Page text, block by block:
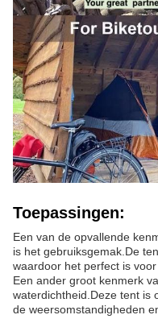
Toepassingen:
Een van de opvallende
is het gebruiksgemak.De
waardoor het perfect is
Een ander groot kenmerk
waterdichtheid.Deze tent is
de weersomstandigheden